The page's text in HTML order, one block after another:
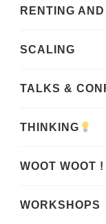
RENTING
SCALING
TALKS &
THINKING
WOOT WOOT
WORKSHOPS